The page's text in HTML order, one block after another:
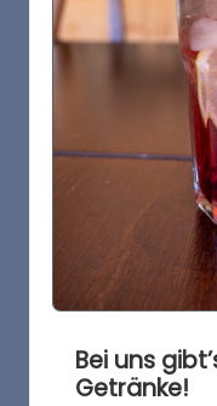
Bei uns
Getränke!